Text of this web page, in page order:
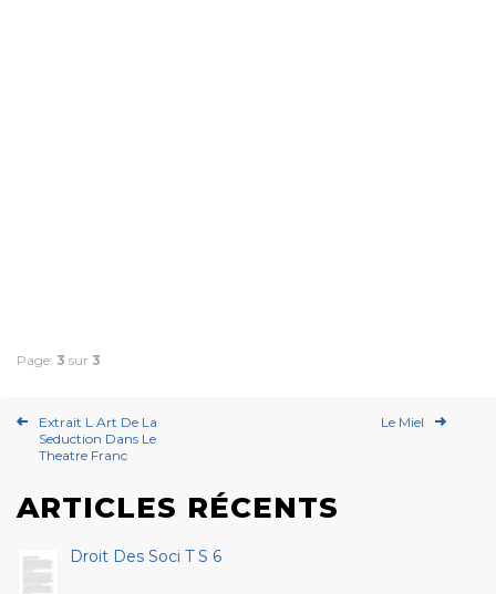
Page: 3 sur 3
Extrait L Art De La
Seduction Dans Le
Theatre Franc
Le Miel
ARTICLES RÉCENTS
Droit Des Soci T S 6